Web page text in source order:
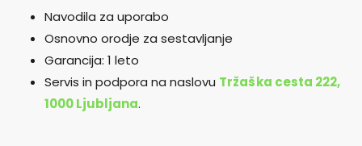
Navodila za uporabo
Osnovno orodje za sestavljanje
Garancija: 1 leto
Servis in podpora na naslovu Tržaška cesta 222,
1000 Ljubljana.